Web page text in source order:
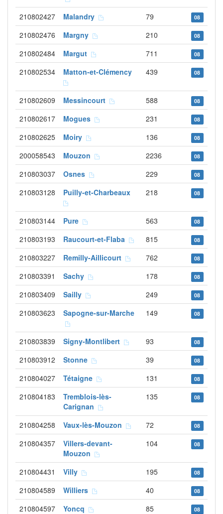
210802427 Malandry 79 08
210802476 Margny 210 08
210802484 Margut 711 08
210802534 Matton-et-Clémency 439 08
210802609 Messincourt 588 08
210802617 Mogues 231 08
210802625 Moiry 136 08
200058543 Mouzon 2236 08
210803037 Osnes 229 08
210803128 Puilly-et-Charbeaux 218 08
210803144 Pure 563 08
210803193 Raucourt-et-Flaba 815 08
210803227 Remilly-Aillicourt 762 08
210803391 Sachy 178 08
210803409 Sailly 249 08
210803623 Sapogne-sur-Marche 149 08
210803839 Signy-Montlibert 93 08
210803912 Stonne 39 08
210804027 Tétaigne 131 08
210804183
Tremblois-lès-
Carignan
135 08
210804258 Vaux-lès-Mouzon 72 08
210804357
Villers-devant-
Mouzon
104 08
210804431 Villy 195 08
210804589 Williers 40 08
210804597 Yoncq 85 08